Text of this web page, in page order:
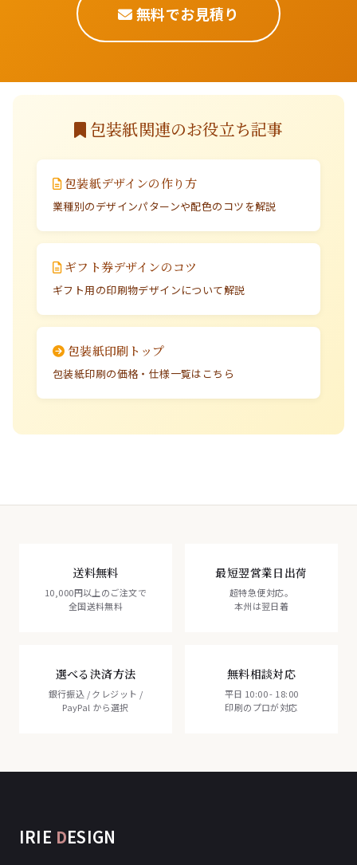
無料でお見積り
包装紙関連のお役立ち記事
包装紙デザインの作り方
業種別のデザインパターンや配色のコツを解説
ギフト券デザインのコツ
ギフト用の印刷物デザインについて解説
包装紙印刷トップ
包装紙印刷の価格・仕様一覧はこちら
送料無料
10,000円以上のご注文で
全国送料無料
最短翌営業日出荷
超特急便対応。
本州は翌日着
選べる決済方法
銀行振込 / クレジット /
PayPal から選択
無料相談対応
平日 10:00 - 18:00
印刷のプロが対応
IRIE DESIGN